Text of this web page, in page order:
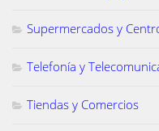
Supermercados y
Telefonía y
Tiendas y Comercios